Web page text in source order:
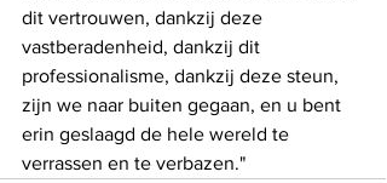
dit vertrouwen, dankzij deze
vastberadenheid, dankzij dit
professionalisme, dankzij deze steun,
zijn we naar buiten gegaan, en u bent
erin geslaagd de hele wereld te
verrassen en te verbazen."